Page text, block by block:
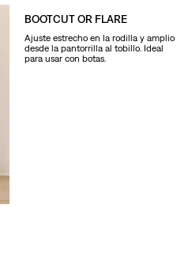
BOOTCUT OR FLARE
Ajuste estrecho en la rodilla y amplio
desde la pantorrilla al tobillo. Ideal
para usar con botas.